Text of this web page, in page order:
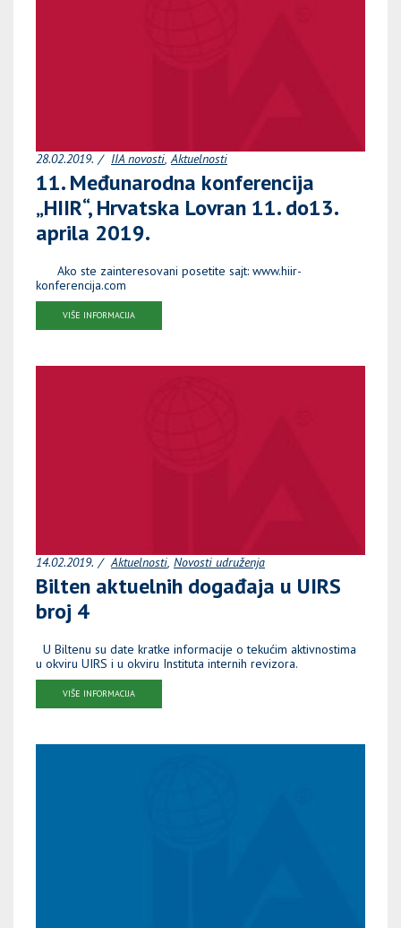
28.02.2019. IIA novosti Aktuelnosti
11. Međunarodna konferencija
„HIIR“, Hrvatska Lovran 11. do13.
aprila 2019.
Ako ste zainteresovani posetite sajt: www.hiir-
konferencija.com
VIŠE INFORMACIJA
14.02.2019. Aktuelnosti Novosti udruženja
Bilten aktuelnih događaja u UIRS
broj 4
U Biltenu su date kratke informacije o tekućim aktivnostima
u okviru UIRS i u okviru Instituta internih revizora.
VIŠE INFORMACIJA